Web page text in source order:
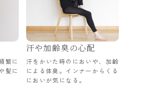
繁に
髪に
汗や加齢臭の心配
汗をかいた時のにおいや、加齢
による体臭。インナーからくる
においが気になる。